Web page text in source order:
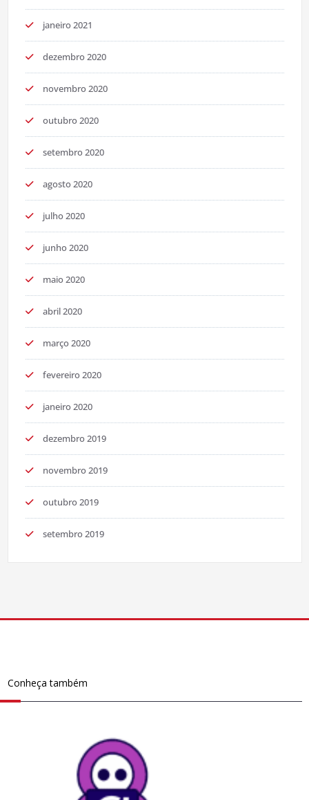
janeiro 2021
dezembro 2020
novembro 2020
outubro 2020
setembro 2020
agosto 2020
julho 2020
junho 2020
maio 2020
abril 2020
março 2020
fevereiro 2020
janeiro 2020
dezembro 2019
novembro 2019
outubro 2019
setembro 2019
Conheça também